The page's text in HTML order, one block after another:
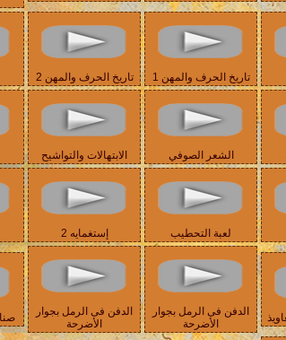
تاريخ الحرف والمهن 1 تاريخ الحرف والمهن 2
الشعر الصوفي الابتهالات والتواشيح
لعبة التحطيب إستغمايه 2
الدفن فى الرمل بجوار
الأضرحة
الدفن فى الرمل بجوار
الأضرحة